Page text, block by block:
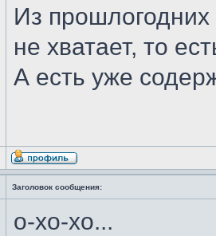
Из
не хватает, то
А есть уже
Заголовок сообщения:
о-хо-хо...